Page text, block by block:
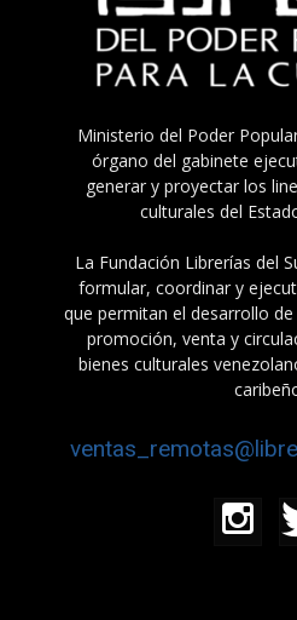
Ministerio del Poder
órgano del gabinete
generar y proyectar los
culturales del
La Fundación Librerías del
formular, coordinar y
que permitan el desarrollo
promoción, venta y
bienes culturales